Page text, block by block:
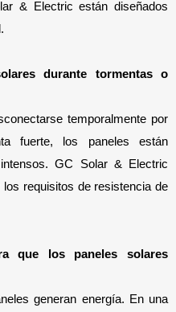
& Electric están diseñados
durante tormentas o
temporalmente por
fuerte, los paneles están
GC Solar & Electric
requisitos de resistencia de
que los paneles solares
generan energía. En una